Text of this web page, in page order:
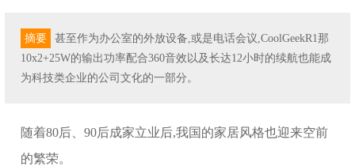
摘要
甚至作为办公室的外放设备,或是电话会议,CoolGeekR1那
10x2+25W的输出功率配合360音效以及长达12小时的续航也能成
为科技类企业的公司文化的一部分。
随着80后、90后成家立业后,我国的家居风格也迎来空前
的繁荣。